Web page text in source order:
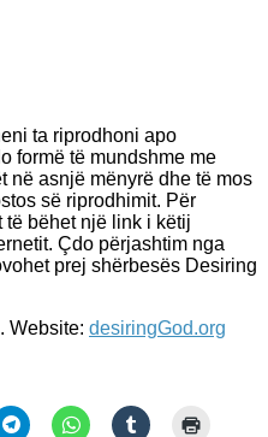
ta riprodhoni apo
formë të mundshme me
në asnjë mënyrë dhe të mos
së riprodhimit. Për
të bëhet një link i këtij
Çdo përjashtim nga
prej shërbesës Desiring
Website: desiringGod.org